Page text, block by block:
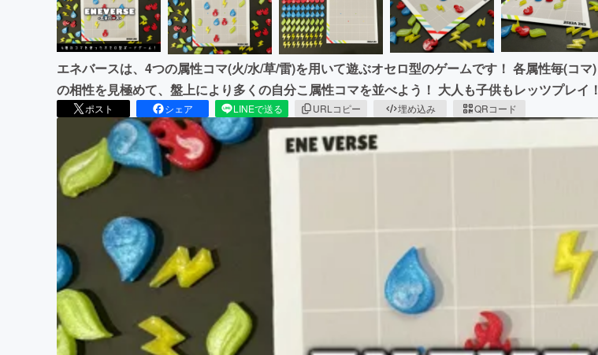
エネバースは、4つの属性コマ(火/水/草/雷)を用いて遊ぶオセロ型のゲームです！ 各属性毎(コマ)
の相性を見極めて、盤上により多くの自分こ属性コマを並べよう！ 大人も子供もレッツプレイ！
ポスト シェア LINEで送る URLコピー 埋め込み QRコード